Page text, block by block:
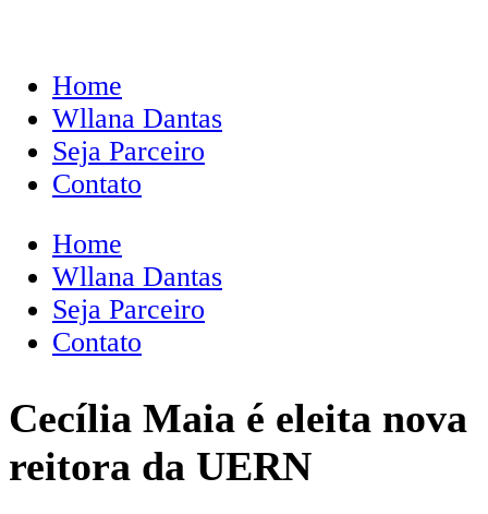
Home
Wllana Dantas
Seja Parceiro
Contato
Home
Wllana Dantas
Seja Parceiro
Contato
Cecília Maia é eleita nova
reitora da UERN